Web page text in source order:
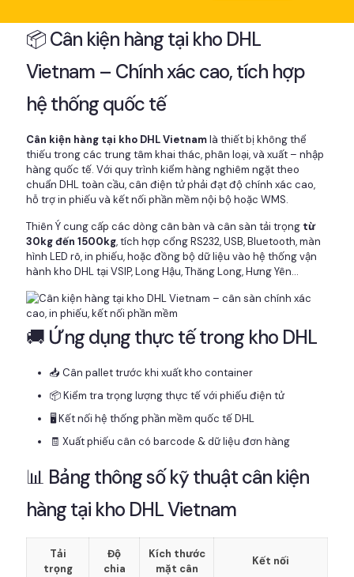
📦 Cân kiện hàng tại kho DHL
Vietnam – Chính xác cao, tích hợp
hệ thống quốc tế
Cân kiện hàng tại kho DHL Vietnamlà thiết bị không thể
thiếu trong các trung tâm khai thác, phân loại, và xuất – nhập
hàng quốc tế. Với quy trình kiểm hàng nghiêm ngặt theo
chuẩn DHL toàn cầu, cân điện tử phải đạt độ chính xác cao,
hỗ trợ in phiếu và kết nối phần mềm nội bộ hoặc WMS.
Thiên Ý cung cấp các dòng cân bàn và cân sàn tải trọng từ
30kg đến 1500kg, tích hợp cổng RS232, USB, Bluetooth, màn
hình LED rõ, in phiếu, hoặc đồng bộ dữ liệu vào hệ thống vận
hành kho DHL tại VSIP, Long Hậu, Thăng Long, Hưng Yên...
🚚 Ứng dụng thực tế trong kho DHL
📥 Cân pallet trước khi xuất kho container
📦 Kiểm tra trọng lượng thực tế với phiếu điện tử
🖥️ Kết nối hệ thống phần mềm quốc tế DHL
🧾 Xuất phiếu cân có barcode & dữ liệu đơn hàng
📊 Bảng thông số kỹ thuật cân kiện
hàng tại kho DHL Vietnam
Tải
trọng
Độ
chia
Kích thước
mặt cân
Kết nối